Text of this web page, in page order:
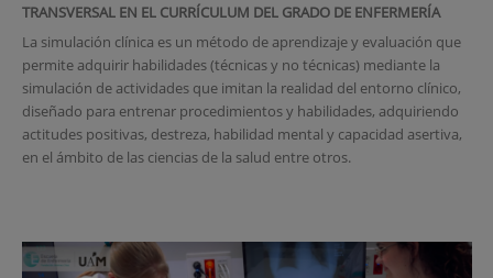
TRANSVERSAL EN EL CURRÍCULUM DEL GRADO DE ENFERMERÍA
La simulación clínica es un método de aprendizaje y evaluación que
permite adquirir habilidades (técnicas y no técnicas) mediante la
simulación de actividades que imitan la realidad del entorno clínico,
diseñado para entrenar procedimientos y habilidades, adquiriendo
actitudes positivas, destreza, habilidad mental y capacidad asertiva,
en el ámbito de las ciencias de la salud entre otros.